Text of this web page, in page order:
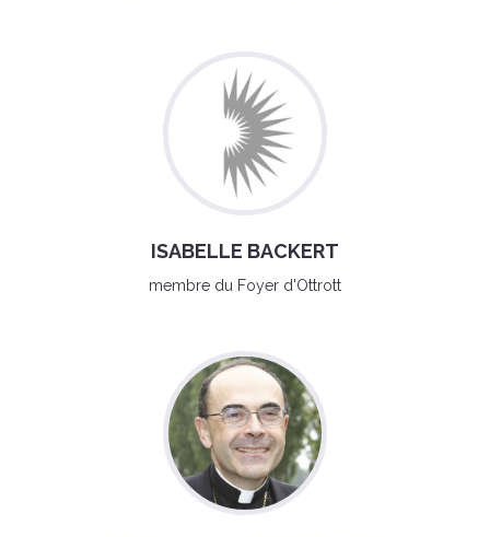
ISABELLE BACKERT
membre du Foyer d'Ottrott